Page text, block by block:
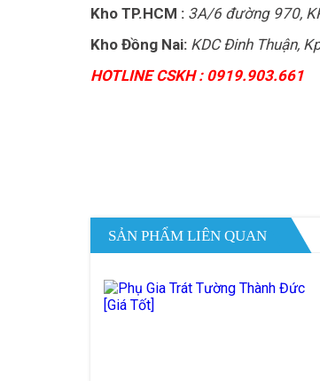
Kho TP.HCM : 3A/6 đường 970,
Kho Đồng Nai: KDC Đinh Thuận,
HOTLINE CSKH : 0919.903.661
SẢN PHẨM LIÊN QUAN